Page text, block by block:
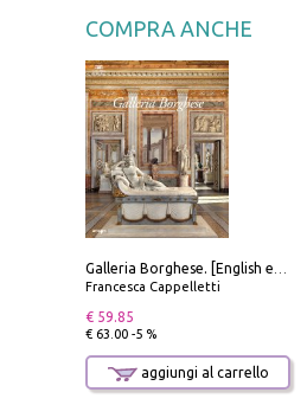
COMPRA ANCHE
Francesca Cappelletti
€ 59.85
€ 63.00 -5 %
aggiungi al carrello